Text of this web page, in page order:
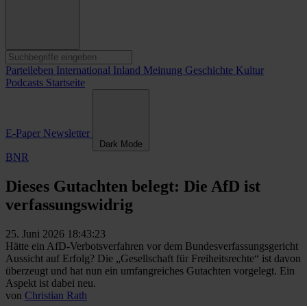
Parteileben International Inland Meinung Geschichte Kultur
Podcasts Startseite
E-Paper Newsletter
Dark Mode
BNR
Dieses Gutachten belegt: Die AfD ist
verfassungswidrig
25. Juni 2026 18:43:23
Hätte ein AfD-Verbotsverfahren vor dem Bundesverfassungsgericht
Aussicht auf Erfolg? Die „Gesellschaft für Freiheitsrechte“ ist davon
überzeugt und hat nun ein umfangreiches Gutachten vorgelegt. Ein
Aspekt ist dabei neu.
von Christian Rath